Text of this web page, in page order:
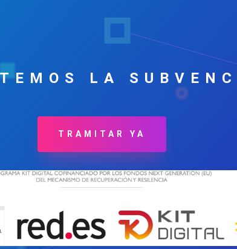
LA
TRAMITAR YA